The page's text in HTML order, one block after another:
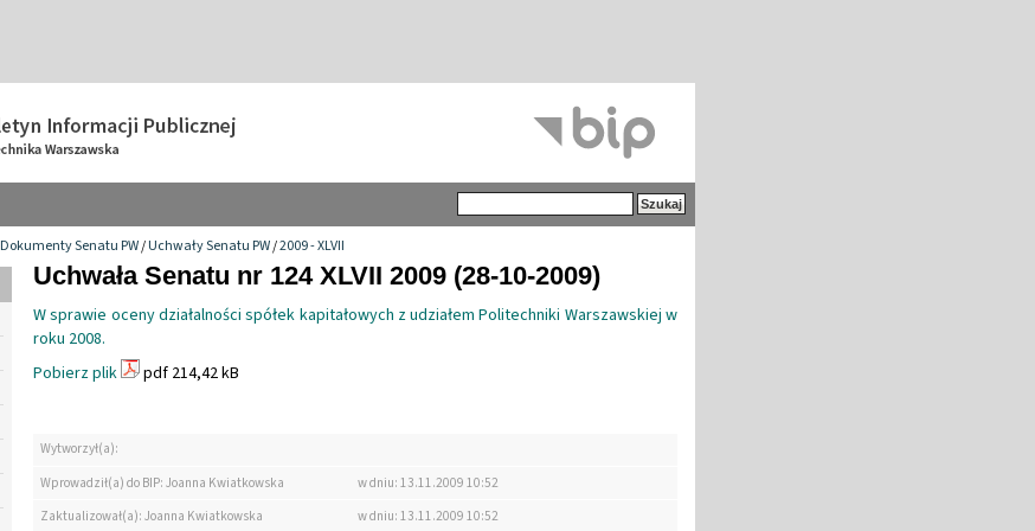
Dokumenty Senatu PW/Uchwały Senatu PW/2009 - XLVII
Uchwała Senatu nr 124 XLVII 2009 (28-10-2009)
W sprawie oceny działalności spółek kapitałowych z udziałem Politechniki Warszawskiej w
roku 2008.
Pobierz plik
pdf 214,42 kB
Wytworzył(a):
Wprowadził(a) do BIP: Joanna Kwiatkowska
w dniu: 13.11.2009 10:52
Zaktualizował(a): Joanna Kwiatkowska
w dniu: 13.11.2009 10:52